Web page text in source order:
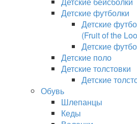
Детские футболки
Детские
(Fruit of the
Детские
Детские поло
Детские толстовки
Детские
Обувь
Шлепанцы
Кеды